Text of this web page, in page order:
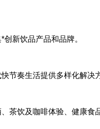
新饮品产品和品牌。
节奏生活提供多样化解决
茶饮及咖啡体验、健康食